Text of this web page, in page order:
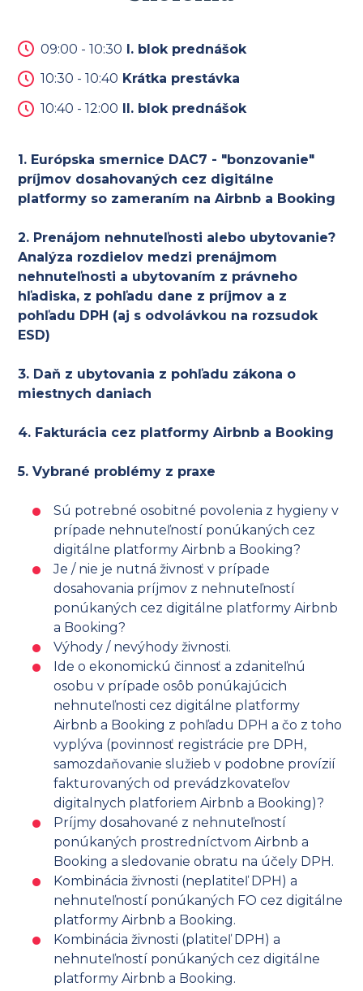
09:00 - 10:30 I. blok prednášok
10:30 - 10:40 Krátka prestávka
10:40 - 12:00 II. blok prednášok
1. Európska smernice DAC7 - "bonzovanie"
príjmov dosahovaných cez digitálne
platformy so zameraním na Airbnb a Booking
2. Prenájom nehnuteľnosti alebo ubytovanie?
Analýza rozdielov medzi prenájmom
nehnuteľnosti a ubytovaním z právneho
hľadiska, z pohľadu dane z príjmov a z
pohľadu DPH (aj s odvolávkou na rozsudok
ESD)
3. Daň z ubytovania z pohľadu zákona o
miestnych daniach
4. Fakturácia cez platformy Airbnb a Booking
5. Vybrané problémy z praxe
Sú potrebné osobitné povolenia z hygieny v
prípade nehnuteľností ponúkaných cez
digitálne platformy Airbnb a Booking?
Je / nie je nutná živnosť v prípade
dosahovania príjmov z nehnuteľností
ponúkaných cez digitálne platformy Airbnb
a Booking?
Výhody / nevýhody živnosti.
Ide o ekonomickú činnosť a zdaniteľnú
osobu v prípade osôb ponúkajúcich
nehnuteľnosti cez digitálne platformy
Airbnb a Booking z pohľadu DPH a čo z toho
vyplýva (povinnosť registrácie pre DPH,
samozdaňovanie služieb v podobne provízií
fakturovaných od prevádzkovateľov
digitalnych platforiem Airbnb a Booking)?
Príjmy dosahované z nehnuteľností
ponúkaných prostredníctvom Airbnb a
Booking a sledovanie obratu na účely DPH.
Kombinácia živnosti (neplatiteľ DPH) a
nehnuteľností ponúkaných FO cez digitálne
platformy Airbnb a Booking.
Kombinácia živnosti (platiteľ DPH) a
nehnuteľností ponúkaných cez digitálne
platformy Airbnb a Booking.